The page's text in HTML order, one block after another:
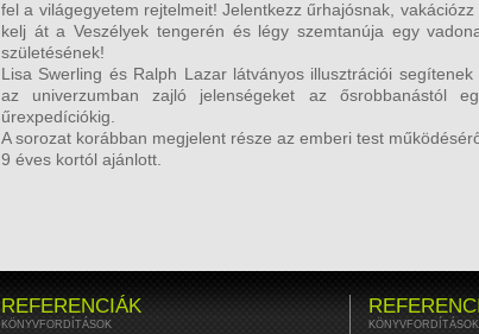
fel a világegyetem rejtelmeit! Jelentkezz űrhajósnak, vakációzz
kelj át a Veszélyek tengerén és légy szemtanúja egy
születésének!
Lisa Swerling és Ralph Lazar látványos illusztrációi segítenek
az univerzumban zajló jelenségeket az ősrobbanástól
űrexpedíciókig.
A sorozat korábban megjelent része az emberi test
9 éves kortól ajánlott.
REFERENCIÁK
KÖNYVFORDÍTÁSOK KÖNYVFORDÍTÁSOK